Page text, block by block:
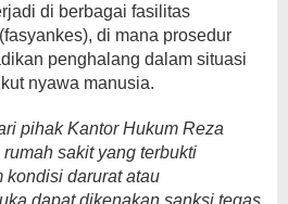
di berbagai fasilitas
di mana prosedur
penghalang dalam situasi
nyawa manusia.
pihak Kantor Hukum Reza
sakit yang terbukti
kondisi darurat atau
dapat dikenakan sanksi tegas